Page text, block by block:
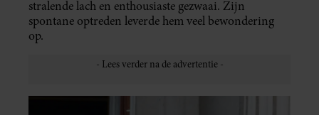
stralende lach en enthousiaste gezwaai. Zijn
spontane optreden leverde hem veel bewondering
op.